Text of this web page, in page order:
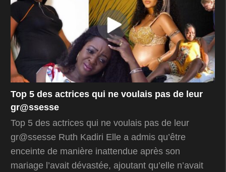
Top 5 des actrices qui ne voulais pas de leur
gr@ssesse
Top 5 des actrices qui ne voulais pas de leur
gr@ssesse Ruth Kadiri Elle a admis qu’être
enceinte de manière inattendue après son
mariage l’avait dévastée, ajoutant qu’elle n’avait